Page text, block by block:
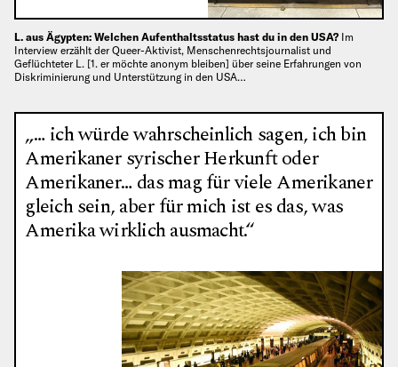
L. aus Ägypten: Welchen Aufenthaltsstatus hast du in den USA? Im
Interview erzählt der Queer-Aktivist, Menschenrechtsjournalist und
Geflüchteter L. [1. er möchte anonym bleiben] über seine Erfahrungen von
Diskriminierung und Unterstützung in den USA…
„… ich würde wahrscheinlich sagen, ich bin
Amerikaner syrischer Herkunft oder
Amerikaner… das mag für viele Amerikaner
gleich sein, aber für mich ist es das, was
Amerika wirklich ausmacht.“